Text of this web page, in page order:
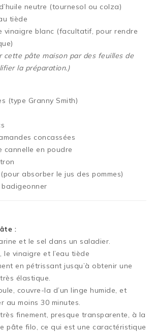
neutre (tournesol ou colza)
tiède
vinaigre blanc (facultatif, pour rendre
cette pâte maison par des feuilles de
la préparation.)
(type Granny Smith)
concassées
cannelle en poudre
absorber le jus des pommes)
:
et le sel dans un saladier.
le vinaigre et l’eau tiède
en pétrissant jusqu’à obtenir une
élastique.
couvre-la d’un linge humide, et
au moins 30 minutes.
finement, presque transparente, à la
pâte filo, ce qui est une caractéristique